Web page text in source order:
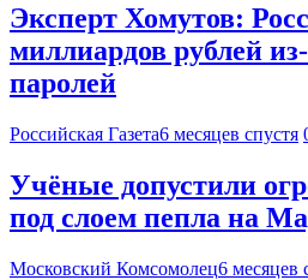
Эксперт Хомутов:
миллиардов рублей
паролей
Российская Газета6 месяцев спустя
Учёные допустили
под слоем пепла на
Московский Комсомолец6 месяцев